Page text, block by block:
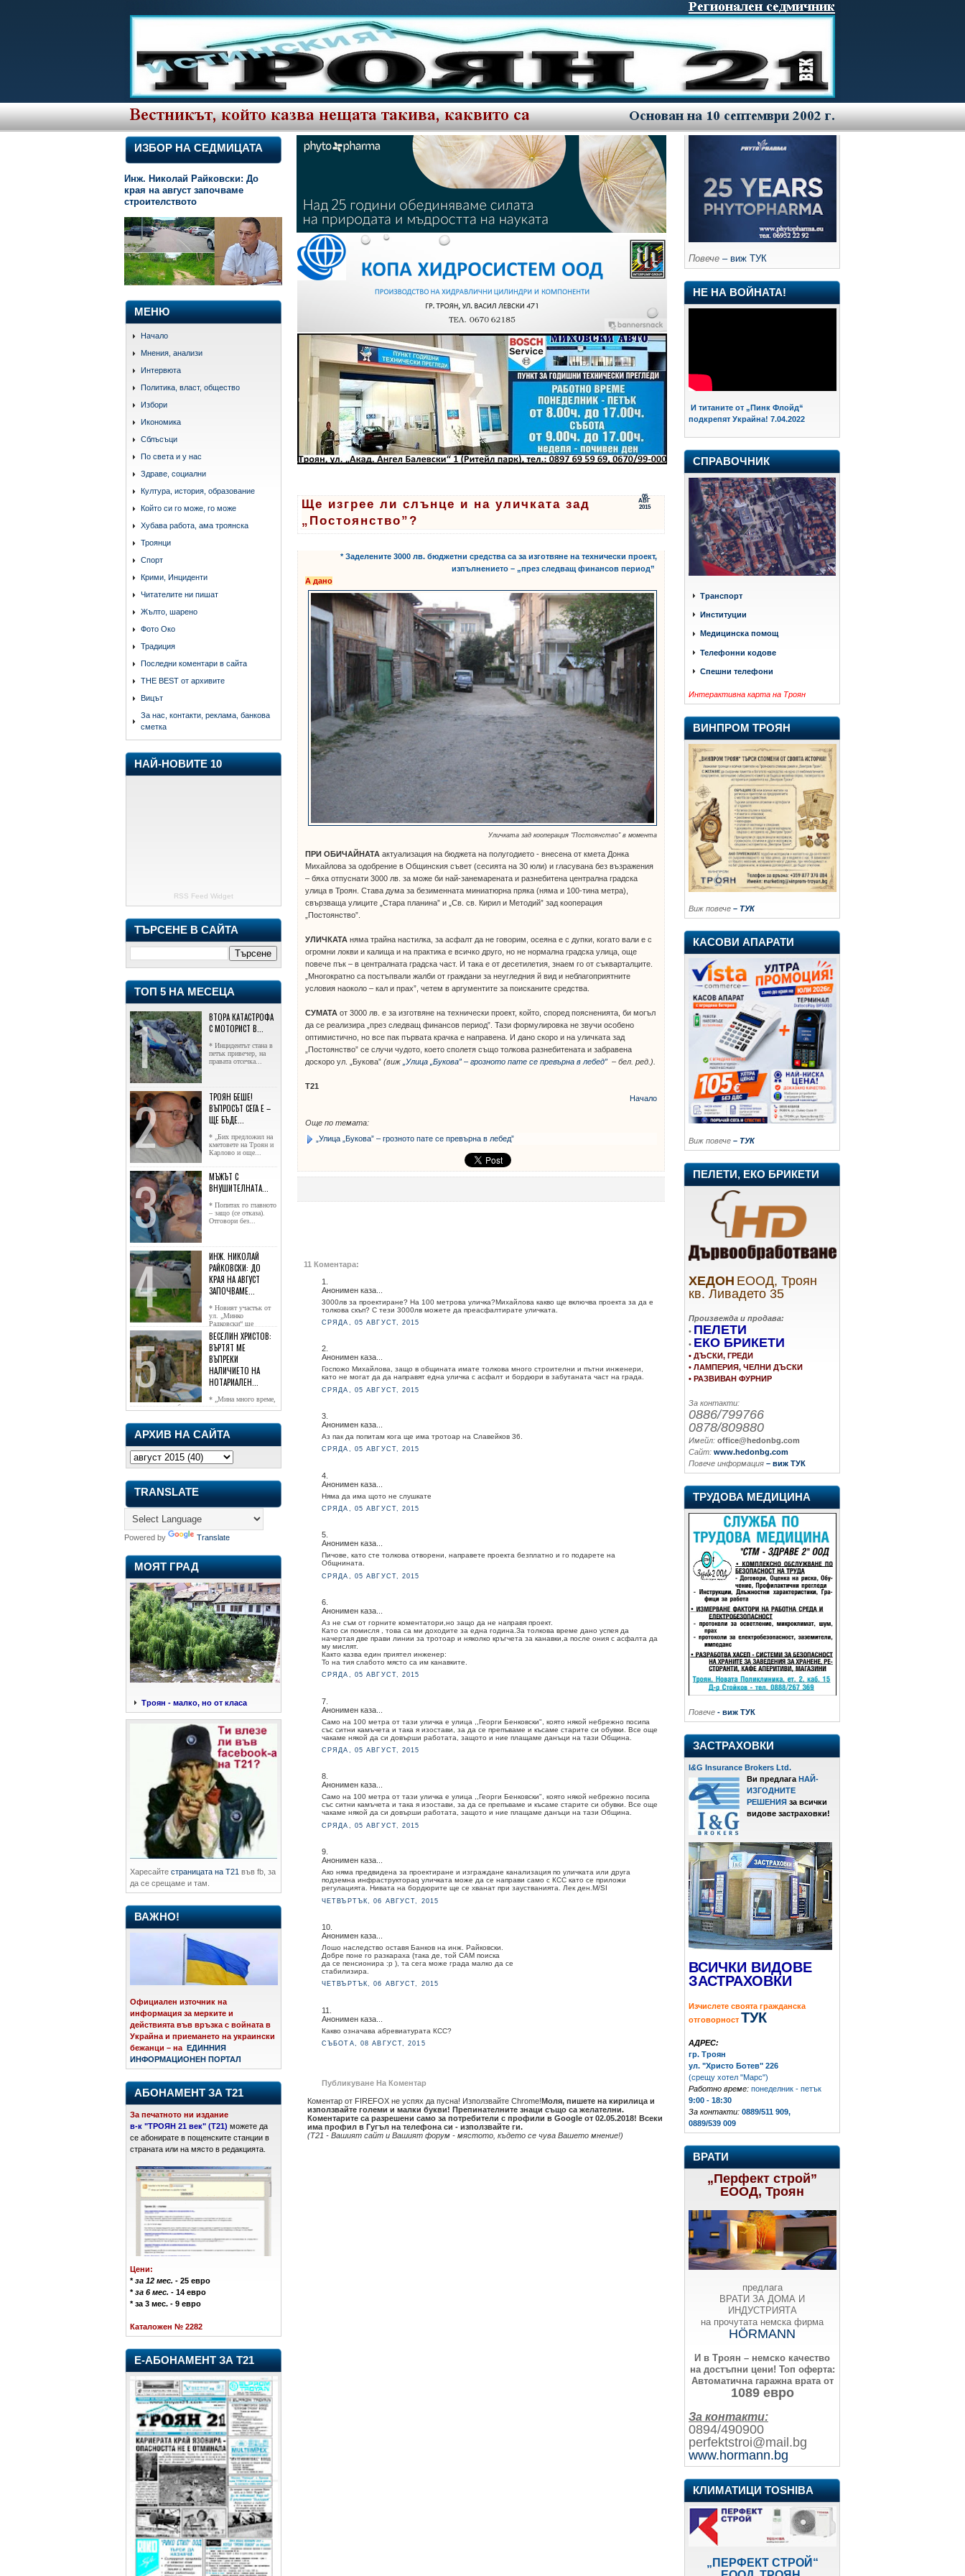
ИЗБОР НА СЕДМИЦАТА
Инж. Николай Райковски: До
края на август започваме
строителството
МЕНЮ
Начало
Мнения, анализи
Интервюта
Политика, власт, общество
Избори
Икономика
Сблъсъци
По света и у нас
Здраве, социални
Култура, история, образование
Който си го може, го може
Хубава работа, ама троянска
Троянци
Спорт
Крими, Инциденти
Читателите ни пишат
Жълто, шарено
Фото Око
Традиция
Последни коментари в сайта
THE BEST от архивите
Вицът
За нас, контакти, реклама, банкова
сметка
НАЙ-НОВИТЕ 10
RSS Feed Widget
ТЪРСЕНЕ В САЙТА
ТОП 5 НА МЕСЕЦА
ВТОРА КАТАСТРОФА
С МОТОРИСТ В...
* Инцидентът стана в
петък привечер, на
правата отсечка...
ТРОЯН БЕШЕ!
ВЪПРОСЪТ СЕГА Е –
ЩЕ БЪДЕ...
* „Бих предложил на
кметовете на Троян и
Карлово и още...
МЪЖЪТ С
ВНУШИТЕЛНАТА...
* Попитах го главното
– защо (се отказа).
Отговори без...
ИНЖ. НИКОЛАЙ
РАЙКОВСКИ: ДО
КРАЯ НА АВГУСТ
ЗАПОЧВАМЕ...
* Новият участък от
ул. „Минко
Радковски“ ще
достигне жк...
ВЕСЕЛИН ХРИСТОВ:
ВЪРТЯТ МЕ
ВЪПРЕКИ
НАЛИЧИЕТО НА
НОТАРИАЛЕН...
* „Мина много време,
чаках го да се обади, но нищо не...
АРХИВ НА САЙТА
TRANSLATE
Powered by Translate
МОЯТ ГРАД
Троян - малко, но от класа
Харесайте страницата на Т21 във fb, за
да се срещаме и там.
ВАЖНО!
Официален източник на
информация за мерките и
действията във връзка с войната в
Украйна и приемането на украински
бежанци – на
ЕДИННИЯ
ИНФОРМАЦИОНЕН ПОРТАЛ
АБОНАМЕНТ ЗА Т21
За печатното ни издание
в-к "ТРОЯН 21 век" (Т21) можете да
се абонирате в пощенските станции в
страната или на място в редакцията.
Цени:
*за 12 мес. - 25 евро
*за 6 мес. - 14 евро
* за 3 мес. - 9 евро
Каталожен № 2282
Е-АБОНАМЕНТ ЗА Т21
05
АВГ
2015
Ще изгрее ли слънце и на уличката зад
„Постоянство”?
* Заделените 3000 лв. бюджетни средства са за изготвяне на технически проект,
изпълнението – „през следващ финансов период”
А дано
Уличката зад кооперация "Постоянство" в момента
ПРИ ОБИЧАЙНАТА актуализация на бюджета на полугодието - внесена от кмета Донка
Михайлова за одобрение в Общинския съвет (сесията на 30 юли) и гласувана без възражения
– бяха отпуснати 3000 лв. за може би най-занемарената и разнебитена централна градска
улица в Троян. Става дума за безименната миниатюрна пряка (няма и 100-тина метра),
свързваща улиците „Стара планина” и „Св. св. Кирил и Методий” зад кооперация
„Постоянство”.
УЛИЧКАТА няма трайна настилка, за асфалт да не говорим, осеяна е с дупки, когато вали е с
огромни локви и калища и на практика е всичко друго, но не нормална градска улица, още
повече пък – в централната градска част. И така е от десетилетия, знаем го от съкварталците.
„Многократно са постъпвали жалби от граждани за неугледния й вид и неблагоприятните
условия наоколо – кал и прах”, четем в аргументите за поисканите средства.
СУМАТА от 3000 лв. е за изготвяне на технически проект, който, според поясненията, би могъл
да се реализира „през следващ финансов период”. Тази формулировка не звучи особено
оптимистично, но все пак първата крачка е направена. И дано скоро и на уличката зад
„Постоянство” се случи чудото, което сполетя също толкова разнебитената и забравена
доскоро ул. „Букова”(виж „Улица „Букова” – грозното пате се превърна в лебед” – бел. ред.).
Т21
Начало
Още по темата:
„Улица „Букова” – грозното пате се превърна в лебед”
11 Коментара:
1.
Анонимен каза...
3000лв за проектиране? На 100 метрова уличка?Михайлова какво ще включва проекта за да е
толкова скъп? С тези 3000лв можете да преасфалтирате уличката.
СРЯДА, 05 АВГУСТ, 2015
2.
Анонимен каза...
Госпожо Михайлова, защо в общината имате толкова много строителни и пътни инженери,
като не могат да да направят една уличка с асфалт и бордюри в забутаната част на града.
СРЯДА, 05 АВГУСТ, 2015
3.
Анонимен каза...
Аз пак да попитам кога ще има тротоар на Славейков 36.
СРЯДА, 05 АВГУСТ, 2015
4.
Анонимен каза...
Няма да има щото не слушкате
СРЯДА, 05 АВГУСТ, 2015
5.
Анонимен каза...
Пичове, като сте толкова отворени, направете проекта безплатно и го подарете на
Общнината.
СРЯДА, 05 АВГУСТ, 2015
6.
Анонимен каза...
Аз не съм от горните коментатори,но защо да не направя проект.
Като си помисля , това са ми доходите за една година.За толкова време дано успея да
начертая две прави линии за тротоар и няколко кръгчета за канавки,а после ония с асфалта да
му мислят.
Както казва един приятел инженер:
То на тия слабото място са им канавките.
СРЯДА, 05 АВГУСТ, 2015
7.
Анонимен каза...
Само на 100 метра от тази уличка е улица ,,Георги Бенковски", която някой небрежно посипа
със ситни камъчета и така я изостави, за да се препъваме и късаме старите си обувки. Все още
чакаме някой да си довърши работата, защото и ние плащаме данъци на тази Община.
СРЯДА, 05 АВГУСТ, 2015
8.
Анонимен каза...
Само на 100 метра от тази уличка е улица ,,Георги Бенковски", която някой небрежно посипа
със ситни камъчета и така я изостави, за да се препъваме и късаме старите си обувки. Все още
чакаме някой да си довърши работата, защото и ние плащаме данъци на тази Община.
СРЯДА, 05 АВГУСТ, 2015
9.
Анонимен каза...
Ако няма предвидена за проектиране и изграждане канализация по уличката или друга
подземна инфраструктораq уличката може да се направи само с КСС като се приложи
регулацията. Нивата на бордюрите ще се хванат при заустванията. Лек ден.М/SI
ЧЕТВЪРТЪК, 06 АВГУСТ, 2015
10.
Анонимен каза...
Лошо наследство оставя Банков на инж. Райковски.
Добре поне го разкараха (така де, той САМ поиска
да се пенсионира :р ), та сега може града малко да се
стабилизира.
ЧЕТВЪРТЪК, 06 АВГУСТ, 2015
11.
Анонимен каза...
Какво означава абревиатурата КСС?
СЪБОТА, 08 АВГУСТ, 2015
Публикуване На Коментар
Коментар от FIREFOX не успях да пусна! Използвайте Chrome!Моля, пишете на кирилица и
използвайте големи и малки букви! Препинателните знаци също са желателни.
Коментарите са разрешени само за потребители с профили в Google от 02.05.2018! Всеки
има профил в Гугъл на телефона си - използвайте ги.
(Т21 - Вашият сайт и Вашият форум - мястото, където се чува Вашето мнение!)
Повече – виж ТУК
НЕ НА ВОЙНАТА!
И титаните от „Пинк Флойд“
подкрепят Украйна! 7.04.2022
СПРАВОЧНИК
Транспорт
Институции
Медицинска помощ
Телефонни кодове
Спешни телефони
Интерактивна карта на Троян
ВИНПРОМ ТРОЯН
Виж повече – ТУК
КАСОВИ АПАРАТИ
Виж повече – ТУК
ПЕЛЕТИ, ЕКО БРИКЕТИ
ХЕДОН ЕООД, Троян
кв. Ливадето 35
Произвежда и продава:
• ПЕЛЕТИ
• ЕКО БРИКЕТИ
• ДЪСКИ, ГРЕДИ
• ЛАМПЕРИЯ, ЧЕЛНИ ДЪСКИ
• РАЗВИВАН ФУРНИР
За контакти:
0886/799766
0878/809880
Имейл: office@hedonbg.com
Сайт: www.hedonbg.com
Повече информация – виж ТУК
ТРУДОВА МЕДИЦИНА
Повече - виж ТУК
ЗАСТРАХОВКИ
I&G Insurance Brokers Ltd.
Ви предлага НАЙ-
ИЗГОДНИТЕ
РЕШЕНИЯ за всички
видове застраховки!
ВСИЧКИ ВИДОВЕ
ЗАСТРАХОВКИ
Изчислете своята гражданска
отговорност ТУК
АДРЕС:
гр. Троян
ул. "Христо Ботев" 226
(срещу хотел "Марс")
Работно време: понеделник - петък
9:00 - 18:30
За контакти: 0889/511 909,
0889/539 009
ВРАТИ
„Перфект строй”
ЕООД, Троян
предлага
ВРАТИ ЗА ДОМА И
ИНДУСТРИЯТА
на прочутата немска фирма
HÖRMANN
И в Троян – немско качество
на достъпни цени! Топ оферта:
Автоматична гаражна врата от
1089 евро
За контакти:
0894/490900
perfektstroi@mail.bg
www.hormann.bg
КЛИМАТИЦИ TOSHIBA
„ПЕРФЕКТ СТРОЙ“